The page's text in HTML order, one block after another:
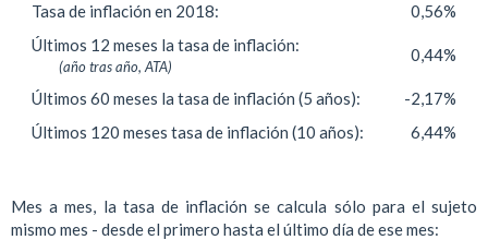
Tasa de inflación en 2018:
0,56%
Últimos 12 meses la tasa de inflación:
(año tras año, ATA)
0,44%
Últimos 60 meses la tasa de inflación (5 años):
-2,17%
Últimos 120 meses tasa de inflación (10 años):
6,44%
Mes a mes, la tasa de inflación se calcula sólo para el sujeto
mismo mes - desde el primero hasta el último día de ese mes: